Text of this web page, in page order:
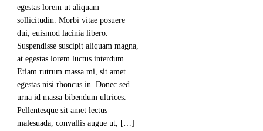
egestas lorem ut aliquam
sollicitudin. Morbi vitae posuere
dui, euismod lacinia libero.
Suspendisse suscipit aliquam magna,
at egestas lorem luctus interdum.
Etiam rutrum massa mi, sit amet
egestas nisi rhoncus in. Donec sed
urna id massa bibendum ultrices.
Pellentesque sit amet lectus
malesuada, convallis augue ut, […]